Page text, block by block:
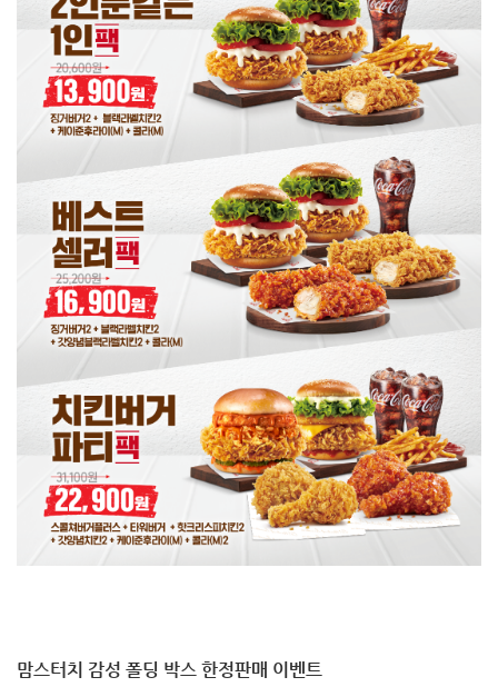
맘스터치 감성 폴딩 박스 한정판매 이벤트